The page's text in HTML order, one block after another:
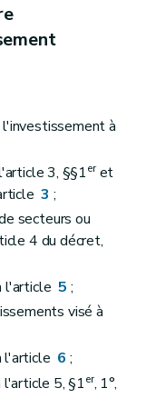
à
3, §§1eret
3 ;
secteurs ou
4 du décret,
l'article 5 ;
visé à
l'article 6 ;
l'article 5, §1er, 1°,